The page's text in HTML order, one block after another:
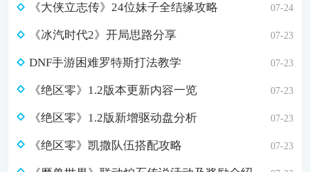
《大侠立志传》24位妹子全结缘攻略 07-24
《冰汽时代2》开局思路分享 07-23
DNF手游困难罗特斯打法教学 07-23
《绝区零》1.2版本更新内容一览 07-23
《绝区零》1.2版新增驱动盘分析 07-23
《绝区零》凯撒队伍搭配攻略 07-23